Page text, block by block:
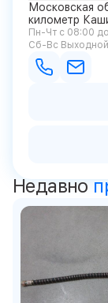
Московская
километр
Пн-Чт с 08:00
Сб-Вс Выходной
Недавно